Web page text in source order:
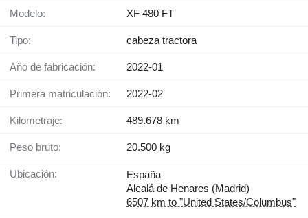
Modelo: XF 480 FT
Tipo: cabeza tractora
Año de fabricación: 2022-01
Primera matriculación: 2022-02
Kilometraje: 489.678 km
Peso bruto: 20.500 kg
Ubicación:
España
Alcalá de Henares (Madrid)
6507 km to "United States/Columbus"